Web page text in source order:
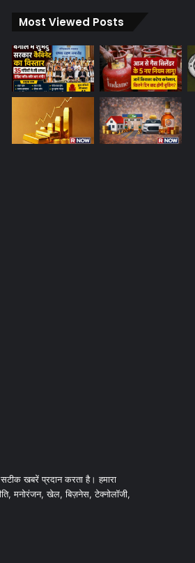
Most Viewed Posts
खबरें प्रदान करता है। हमारा
मनोरंजन, खेल, बिज़नेस, टेक्नोलॉजी,